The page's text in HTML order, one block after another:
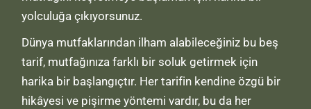
yolculuğa çıkıyorsunuz.
Dünya mutfaklarından ilham alabileceğiniz bu beş
tarif, mutfağınıza farklı bir soluk getirmek için
harika bir başlangıçtır. Her tarifin kendine özgü bir
hikâyesi ve pişirme yöntemi vardır, bu da her